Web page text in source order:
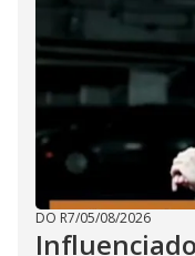
DO R7/05/08/2026